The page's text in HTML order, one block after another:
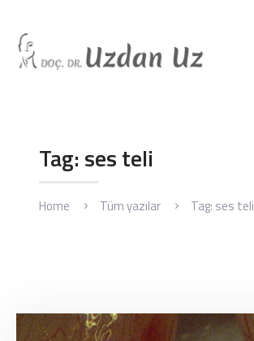
Tag: ses teli
Home Tüm yazılar Tag: ses teli
KBB HASTALIKLARI
KBB AMELIYATLARI
BLOG